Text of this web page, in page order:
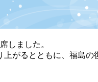
しました。
がるとともに、福島の